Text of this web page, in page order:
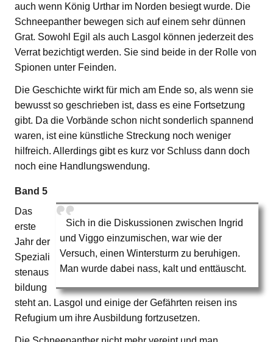
auch wenn König Urthar im Norden besiegt wurde. Die
Schneepanther bewegen sich auf einem sehr dünnen
Grat. Sowohl Egil als auch Lasgol können jederzeit des
Verrat bezichtigt werden. Sie sind beide in der Rolle von
Spionen unter Feinden.
Die Geschichte wirkt für mich am Ende so, als wenn sie
bewusst so geschrieben ist, dass es eine Fortsetzung
gibt. Da die Vorbände schon nicht sonderlich spannend
waren, ist eine künstliche Streckung noch weniger
hilfreich. Allerdings gibt es kurz vor Schluss dann doch
noch eine Handlungswendung.
Band 5
Sich in die Diskussionen zwischen Ingrid
und Viggo einzumischen, war wie der
Versuch, einen Wintersturm zu beruhigen.
Man wurde dabei nass, kalt und enttäuscht.
Das
erste
Jahr der
Speziali
stenaus
bildung
steht an. Lasgol und einige der Gefährten reisen ins
Refugium um ihre Ausbildung fortzusetzen.